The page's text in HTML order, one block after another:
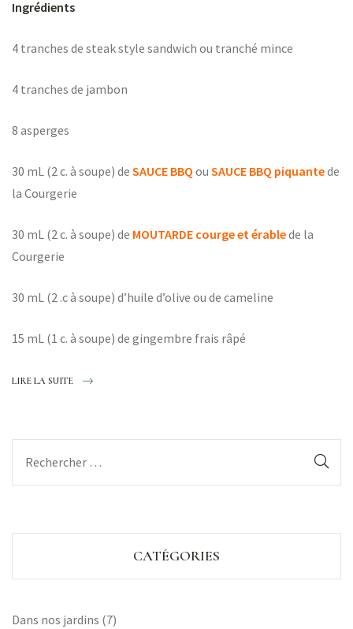
Ingrédients
4 tranches de steak style sandwich ou tranché mince
4 tranches de jambon
8 asperges
30 mL (2 c. à soupe) de SAUCE BBQ ou SAUCE BBQ piquantede
la Courgerie
30 mL (2 c. à soupe) de MOUTARDE courge et érablede la
Courgerie
30 mL (2 .c à soupe) d’huile d’olive ou de cameline
15 mL (1 c. à soupe) de gingembre frais râpé
LIRE LA SUITE
CATÉGORIES
Dans nos jardins (7)